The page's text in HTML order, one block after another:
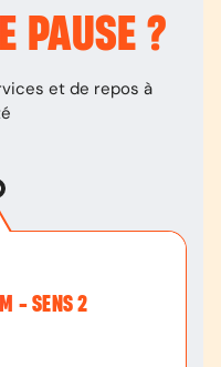
PAUSE ?
et de repos à
- SENS 2